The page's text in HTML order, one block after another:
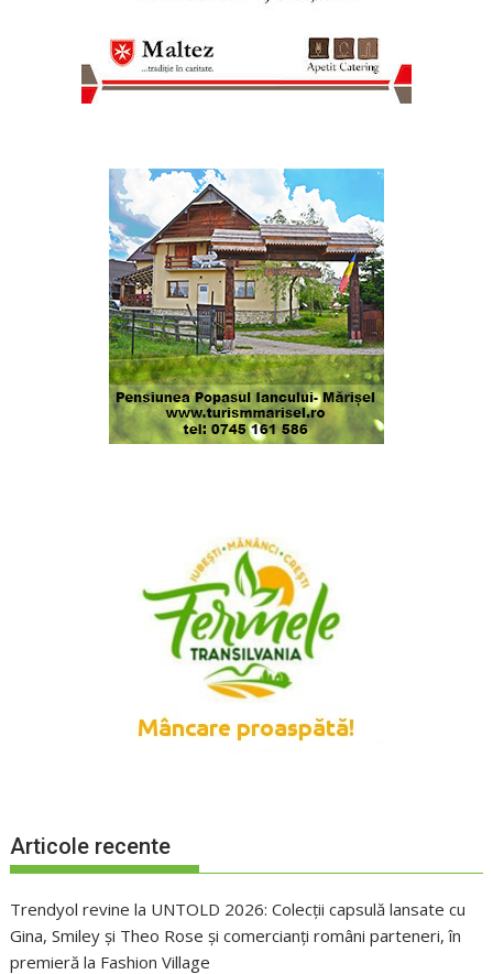
Articole recente
Trendyol revine la UNTOLD 2026: Colecții capsulă lansate cu
Gina, Smiley și Theo Rose și comercianți români parteneri, în
premieră la Fashion Village